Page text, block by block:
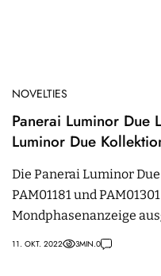
NOVELTIES
Panerai Luminor Due
Luminor Due
Die Panerai Luminor Due
PAM01181 und
Mondphasenanzeige
11. OKT. 2022 3MIN.0